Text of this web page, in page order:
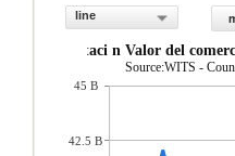
line
importaci n Valor del
Source:WITS -
45 B
42.5 B